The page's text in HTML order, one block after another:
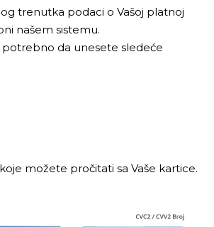
trenutka podaci o Vašoj platnoj
našem sistemu.
potrebno da unesete sledeće
možete pročitati sa Vaše kartice.